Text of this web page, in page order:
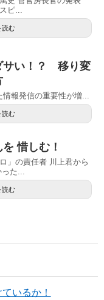
ピ...
読む
サい！？ 移り変
報発信の重要性が増...
読む
惜しむ！
」の責任者 川上君から
た...
読む
いるか！